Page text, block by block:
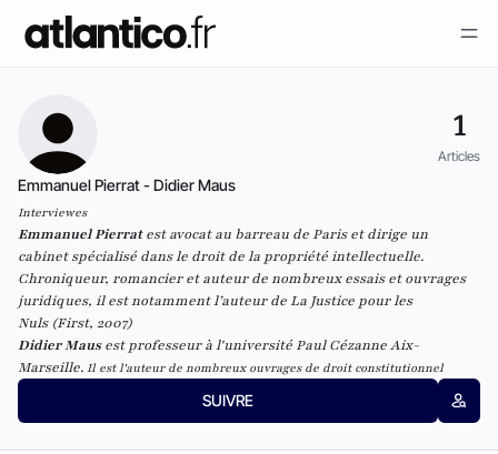
1
Articles
Emmanuel Pierrat - Didier Maus
Interviewes
Emmanuel Pierrat est avocat au barreau de Paris et dirige un
cabinet spécialisé dans le droit de la propriété intellectuelle.
Chroniqueur, romancier et auteur de nombreux essais et ouvrages
juridiques, il est notamment l’auteur deLa Justice pour les
Nuls(First, 2007)
Didier Mausest professeur à l'université Paul Cézanne Aix-
Marseille. Il est l'auteur de nombreux ouvrages de droit constitutionnel
SUIVRE